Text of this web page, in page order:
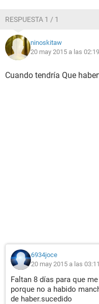
RESPUESTA 1 / 1
ninoskitaw
20 may 2015 a las 02:19
Cuando tendría Que
6934joce
20 may 2015 a las 03:11
Faltan 8 días para que
porque no a habido
de haber.sucedido